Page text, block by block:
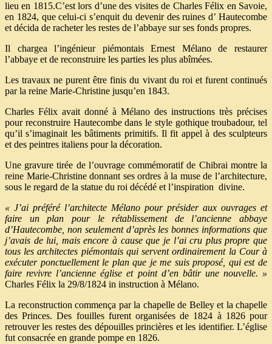
lieu en 1815.C’est lors d’une des visites de Charles Félix en Savoie,
en 1824, que celui-ci s’enquit du devenir des ruines d’ Hautecombe
et décida de racheter les restes de l’abbaye sur ses fonds propres.
Il chargea l’ingénieur piémontais Ernest Mélano de restaurer
l’abbaye et de reconstruire les parties les plus abîmées.
Les travaux ne purent être finis du vivant du roi et furent continués
par la reine Marie-Christine jusqu’en 1843.
Charles Félix avait donné à Mélano des instructions très précises
pour reconstruire Hautecombe dans le style gothique troubadour, tel
qu’il s’imaginait les bâtiments primitifs. Il fit appel à des sculpteurs
et des peintres italiens pour la décoration.
Une gravure tirée de l’ouvrage commémoratif de Chibrai montre la
reine Marie-Christine donnant ses ordres à la muse de l’architecture,
sous le regard de la statue du roi décédé et l’inspiration divine.
« J’ai préféré l’architecte Mélano pour présider aux ouvrages et
faire un plan pour le rétablissement de l’ancienne abbaye
d’Hautecombe, non seulement d’après les bonnes informations que
j’avais de lui, mais encore à cause que je l’ai cru plus propre que
tous les architectes piémontais qui servent ordinairement la Cour à
exécuter ponctuellement le plan que je me suis proposé, qui est de
faire revivre l’ancienne église et point d’en bâtir une nouvelle. »
Charles Félix la 29/8/1824 in instruction à Mélano.
La reconstruction commença par la chapelle de Belley et la chapelle
des Princes. Des fouilles furent organisées de 1824 à 1826 pour
retrouver les restes des dépouilles princières et les identifier. L’église
fut consacrée en grande pompe en 1826.